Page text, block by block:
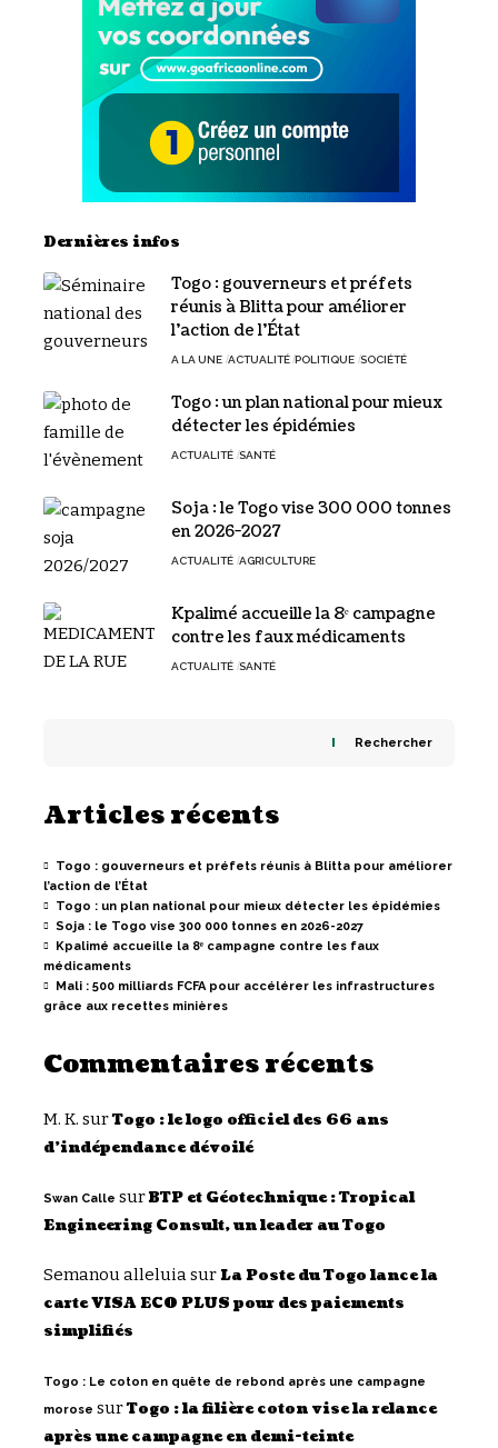
Dernières infos
Togo : gouverneurs et préfets
réunis à Blitta pour améliorer
l’action de l’État
A LA UNE ACTUALITÉ POLITIQUE SOCIÉTÉ
Togo : un plan national pour mieux
détecter les épidémies
ACTUALITÉ SANTÉ
Soja : le Togo vise 300 000 tonnes
en 2026-2027
ACTUALITÉ AGRICULTURE
Kpalimé accueille la 8ᵉ campagne
contre les faux médicaments
ACTUALITÉ SANTÉ
Rechercher
Articles récents
Togo : gouverneurs et préfets réunis à Blitta pour améliorer
l’action de l’État
Togo : un plan national pour mieux détecter les épidémies
Soja : le Togo vise 300 000 tonnes en 2026-2027
Kpalimé accueille la 8ᵉ campagne contre les faux
médicaments
Mali : 500 milliards FCFA pour accélérer les infrastructures
grâce aux recettes minières
Commentaires récents
M. K. surTogo : le logo officiel des 66 ans
d’indépendance dévoilé
Swan Calle surBTP et Géotechnique : Tropical
Engineering Consult, un leader au Togo
Semanou alleluia surLa Poste du Togo lance la
carte VISA ECO PLUS pour des paiements
simplifiés
Togo : Le coton en quête de rebond après une campagne
morose surTogo : la filière coton vise la relance
après une campagne en demi-teinte